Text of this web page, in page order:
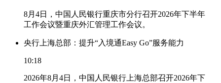
8月4日，中国人民银行重庆市分行召开2026年下半年
工作会议暨重庆外汇管理工作会议。
央行上海总部：提升“入境通Easy Go”服务能力
10:18
2026年8月4日，中国人民银行上海总部召开2026年下